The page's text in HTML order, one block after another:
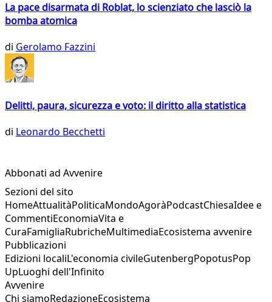
La pace disarmata di Roblat, lo scienziato che lasciò la
bomba atomica
di Gerolamo Fazzini
Delitti, paura, sicurezza e voto: il diritto alla statistica
di Leonardo Becchetti
Abbonati ad Avvenire
Sezioni del sito
HomeAttualitàPoliticaMondoAgoràPodcastChiesaIdee e
CommentiEconomiaVita e
CuraFamigliaRubricheMultimediaEcosistema avvenire
Pubblicazioni
Edizioni localiL'economia civileGutenbergPopotusPop
UpLuoghi dell'Infinito
Avvenire
Chi siamoRedazioneEcosistema